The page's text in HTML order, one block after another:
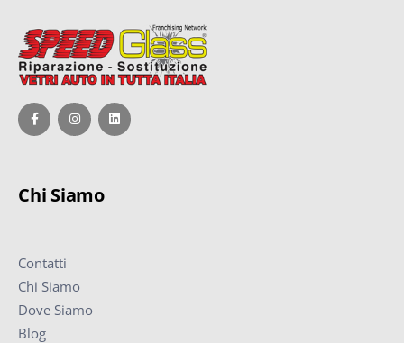
Chi Siamo
Contatti
Chi Siamo
Dove Siamo
Blog